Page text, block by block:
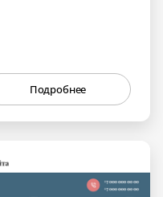
Подробнее